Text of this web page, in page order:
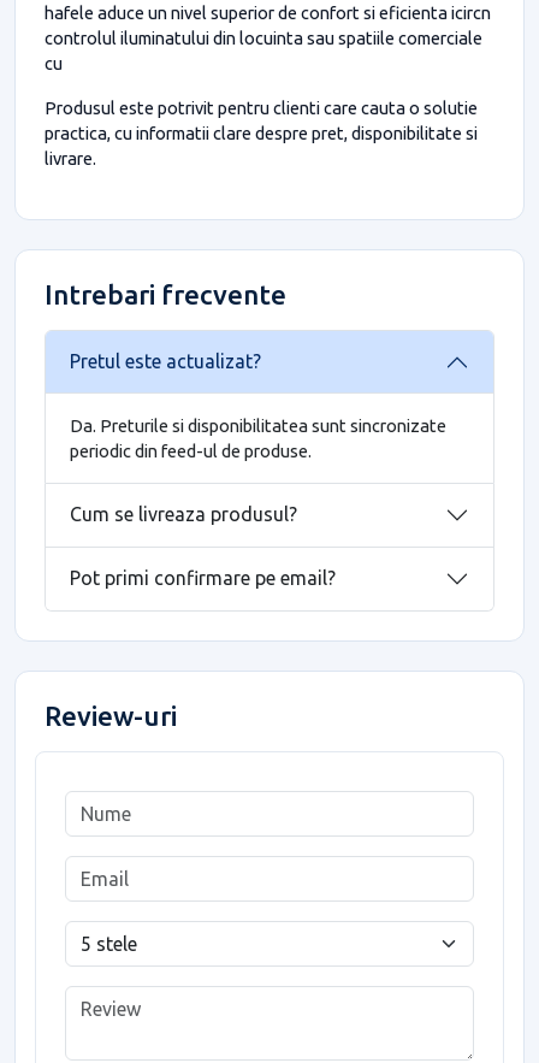
hafele aduce un nivel superior de confort si eficienta icircn
controlul iluminatului din locuinta sau spatiile comerciale
cu
Produsul este potrivit pentru clienti care cauta o solutie
practica, cu informatii clare despre pret, disponibilitate si
livrare.
Intrebari frecvente
Pretul este actualizat?
Da. Preturile si disponibilitatea sunt sincronizate
periodic din feed-ul de produse.
Cum se livreaza produsul?
Pot primi confirmare pe email?
Review-uri